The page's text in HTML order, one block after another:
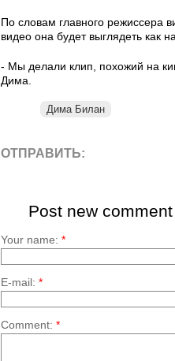
По словам главного режиссера
видео она будет выглядеть как
- Мы делали клип, похожий на
Дима.
Дима Билан
ОТПРАВИТЬ:
Post new comment
Your name: *
E-mail: *
Comment: *